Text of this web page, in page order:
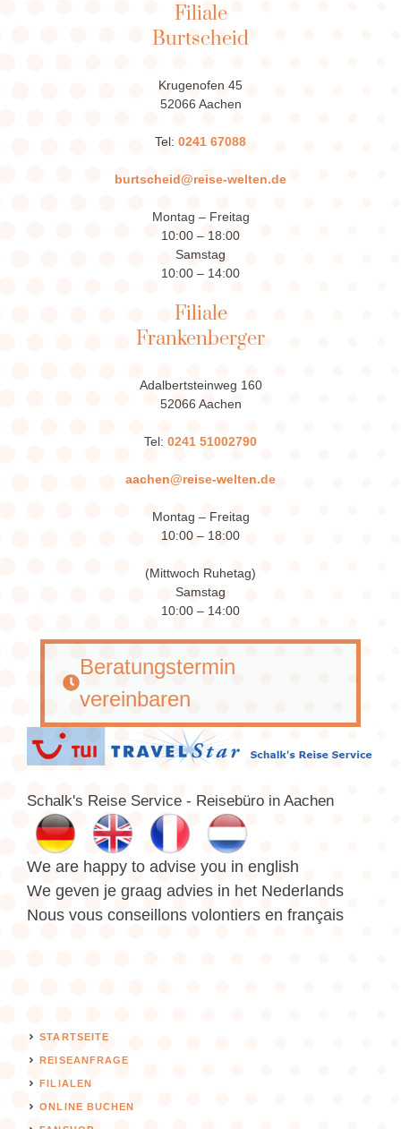
Filiale
Burtscheid
Krugenofen 45
52066 Aachen
Tel: 0241 67088
burtscheid@reise-welten.de
Montag – Freitag
10:00 – 18:00
Samstag
10:00 – 14:00
Filiale
Frankenberger
Adalbertsteinweg 160
52066 Aachen
Tel: 0241 51002790
aachen@reise-welten.de
Montag – Freitag
10:00 – 18:00
(Mittwoch Ruhetag)
Samstag
10:00 – 14:00
Beratungstermin
vereinbaren
Schalk's Reise Service - Reisebüro in Aachen
We are happy to advise you in english
We geven je graag advies in het Nederlands
Nous vous conseillons volontiers en français
STARTSEITE
REISEANFRAGE
FILIALEN
ONLINE BUCHEN